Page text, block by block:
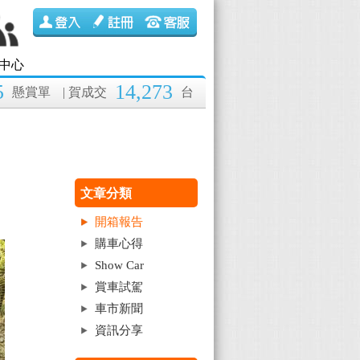
心
| 賀成交
14,273 台
懸賞單
文章分類
開箱報告
購車心得
Show Car
賞車試駕
車市新聞
資訊分享